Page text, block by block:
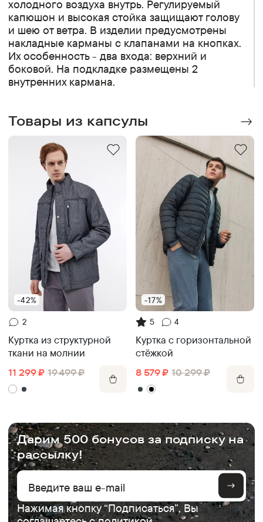
холодного воздуха внутрь. Регулируемый
капюшон и высокая стойка защищают голову
и шею от ветра. В изделии предусмотрены
накладные карманы с клапанами на кнопках.
Их особенность - два входа: верхний и
боковой. На подкладке размещены 2
внутренних кармана.
Товары из капсулы
-42%
2
Куртка из структурной
ткани на молнии
11 299 ₽ 19 499 ₽
-17%
5 4
Куртка с горизонтальной
стёжкой
8 579 ₽ 10 299 ₽
Дарим 500 бонусов за подписку на
рассылку!
Нажимая кнопку “Подписаться”, Вы